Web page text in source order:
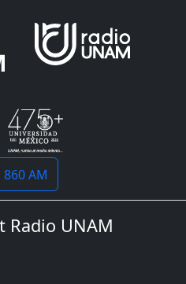
860 AM
Radio UNAM